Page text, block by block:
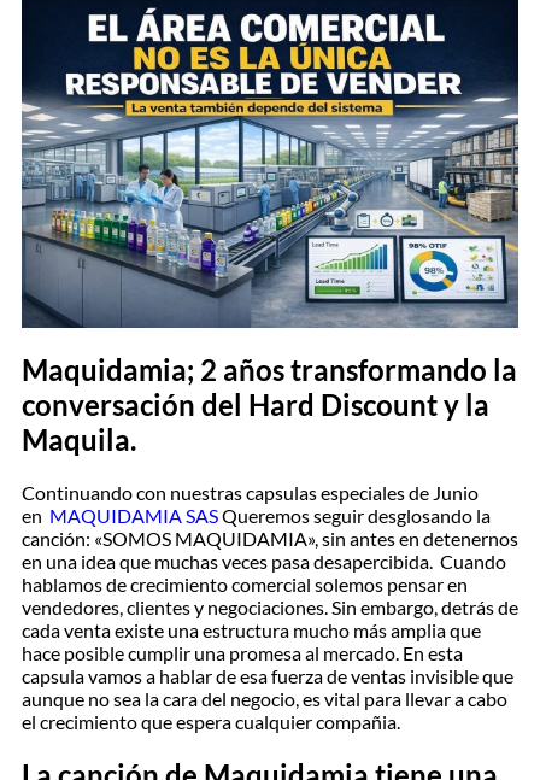
Maquidamia; 2 años transformando la
conversación del Hard Discount y la
Maquila.
Continuando con nuestras capsulas especiales de Junio
en MAQUIDAMIA SASQueremos seguir desglosando la
canción: «SOMOS MAQUIDAMIA», sin antes en detenernos
en una idea que muchas veces pasa desapercibida. Cuando
hablamos de crecimiento comercial solemos pensar en
vendedores, clientes y negociaciones. Sin embargo, detrás de
cada venta existe una estructura mucho más amplia que
hace posible cumplir una promesa al mercado. En esta
capsula vamos a hablar de esa fuerza de ventas invisible que
aunque no sea la cara del negocio, es vital para llevar a cabo
el crecimiento que espera cualquier compañia.